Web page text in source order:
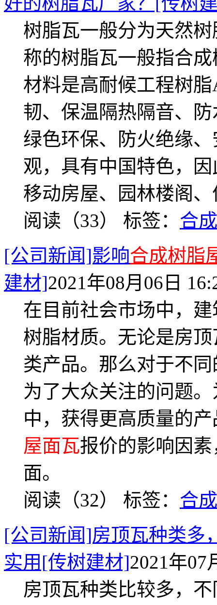
树脂瓦一般分为天然
称的树脂瓦一般指合
材料是高耐候工程树
韧、保温隔热隔音、
绿色环保、防火绝缘
观，具有中国特色，
移动房屋、园林楼阁
阅读（33） 标签： 合
[公司新闻]影响合成树脂
建材]2021年08月06日
在目前社会市场中，
树脂材质。无论是房
类产品。那么对于不
为了大众关注的问题
中，获得更高质量的
屋面瓦报价的影响因
面。
阅读（32） 标签： 合
[公司新闻]房顶瓦种类多
实用[传树建材]2021年07
房顶瓦种类比较多，